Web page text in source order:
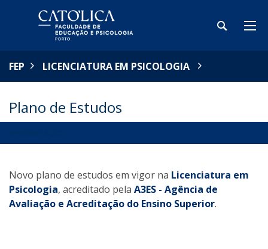
FEP LICENCIATURA EM PSICOLOGIA
Plano de Estudos
Novo plano de estudos em vigor na Licenciatura em
Psicologia, acreditado pela A3ES - Agência de
Avaliação e Acreditação do Ensino Superior.